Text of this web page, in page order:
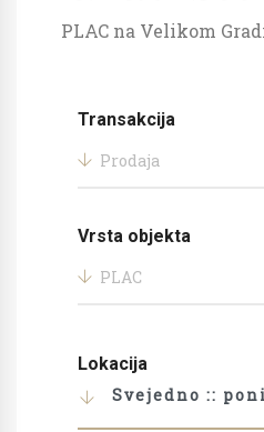
PLAC na Velikom
Transakcija
Prodaja
Vrsta objekta
PLAC
Lokacija
Svejedno ::